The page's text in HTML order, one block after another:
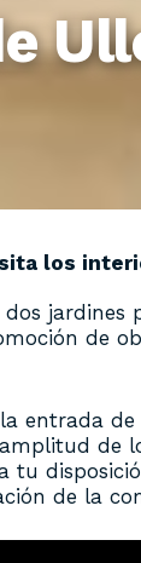
los
dos jardines
de
entrada
de
tu
de la